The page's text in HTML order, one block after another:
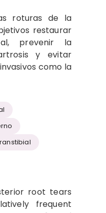
roturas de la
restaurar
prevenir la
y evitar
como la
root tears
frequent